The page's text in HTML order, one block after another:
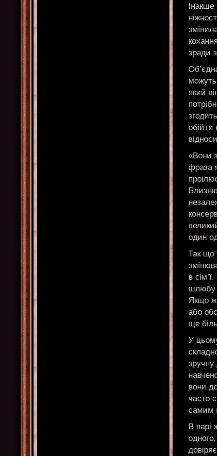
зради
який
обійти
«Вони
фраза
один
Так що
в
шлюбу
Якщо
або
ще
У
зручну
вони
часто
самим
В парі